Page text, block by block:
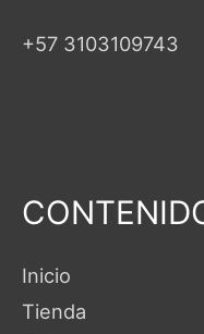
+57 3103109743
Inicio
Tienda